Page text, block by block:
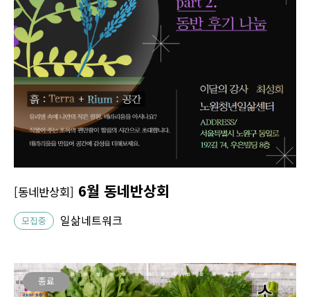
[동네반상회] 6월 동네반상회
모집중 일삶네트워크
종료